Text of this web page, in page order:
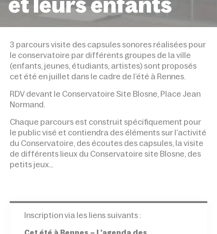
VISITE POUR LES PARENTS ET LEURS ENFANTS
3 parcours visite des capsules sonores réalisées pour
le conservatoire par différents groupes de la ville
(enfants, jeunes, étudiants, artistes) sont proposés
cet été en juillet dans le cadre de l’été à Rennes.
RDV devant le Conservatoire Site Blosne, Place Jean
Normand.
Chaque parcours est construit spécifiquement pour
le public visé et contiendra des éléments sur l’activité
du Conservatoire, des écoutes des capsules, la visite
de différents lieux du Conservatoire site Blosne, des
petits jeux…
Inscription via les liens suivants :